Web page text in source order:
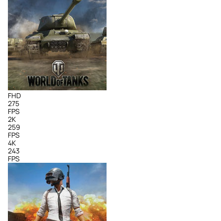
FHD
275
FPS
2K
259
FPS
4K
243
FPS